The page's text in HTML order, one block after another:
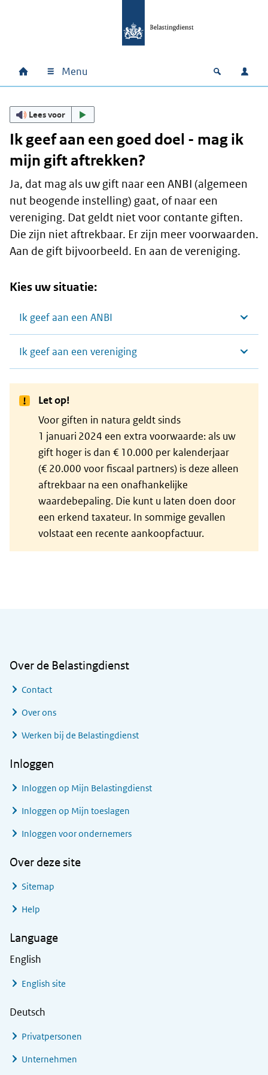
Hoofdnavigatie
Home Menu Open
Lees voor
Ik geef aan een goed doel - mag ik
mijn gift aftrekken?
Ja, dat mag als uw gift naar een ANBI (algemeen
nut beogende instelling) gaat, of naar een
vereniging. Dat geldt niet voor contante giften.
Die zijn niet aftrekbaar. Er zijn meer voorwaarden.
Aan de gift bijvoorbeeld. En aan de vereniging.
Kies uw situatie:
Ik geef aan een ANBI
Ik geef aan een vereniging
Let op!
Voor giften in natura geldt sinds
1 januari 2024 een extra voorwaarde: als uw
gift hoger is dan € 10.000 per kalenderjaar
(€ 20.000 voor fiscaal partners) is deze alleen
aftrekbaar na een onafhankelijke
waardebepaling. Die kunt u laten doen door
een erkend taxateur. In sommige gevallen
volstaat een recente aankoopfactuur.
Over de Belastingdienst
Contact
Over ons
Werken bij de Belastingdienst
Inloggen
Inloggen op Mijn Belastingdienst
Inloggen op Mijn toeslagen
Inloggen voor ondernemers
Over deze site
Sitemap
Help
Language
English
English site
Deutsch
Privatpersonen
Unternehmen